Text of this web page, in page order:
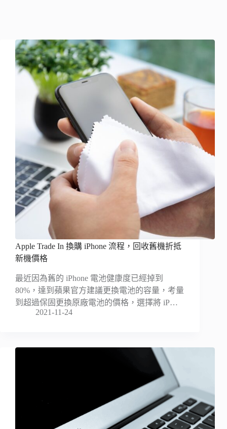
Apple Trade In 換購 iPhone 流程，回收舊機折抵
新機價格
最近因為舊的 iPhone 電池健康度已經掉到
80%，達到蘋果官方建議更換電池的容量，考量
到超過保固更換原廠電池的價格，選擇將 iP…
2021-11-24